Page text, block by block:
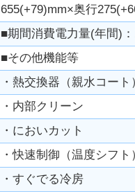
655(+79)mm×奥行
■期間消費電力量(年間)
■その他機能等
・熱交換器（親水コート
・内部クリーン
・においカット
・快速制御（温度シフト
・すぐでる冷房